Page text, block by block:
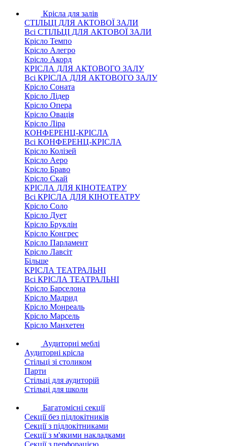
Крісла для залів
СТІЛЬЦІ ДЛЯ АКТОВОЇ ЗАЛИ
Всі СТІЛЬЦІ ДЛЯ АКТОВОЇ ЗАЛИ
Крісло Темпо
Крісло Алегро
Крісло Акорд
КРІСЛА ДЛЯ АКТОВОГО ЗАЛУ
Всі КРІСЛА ДЛЯ АКТОВОГО ЗАЛУ
Крісло Соната
Крісло Лідер
Крісло Опера
Крісло Овація
Крісло Ліра
КОНФЕРЕНЦ-КРІСЛА
Всі КОНФЕРЕНЦ-КРІСЛА
Крісло Колізей
Крісло Аеро
Крісло Браво
Крісло Скай
КРІСЛА ДЛЯ КІНОТЕАТРУ
Всі КРІСЛА ДЛЯ КІНОТЕАТРУ
Крісло Соло
Крісло Дует
Крісло Бруклін
Крісло Конгрес
Крісло Парламент
Крісло Лавсіт
Більше
КРІСЛА ТЕАТРАЛЬНІ
Всі КРІСЛА ТЕАТРАЛЬНІ
Крісло Барселона
Крісло Мадрид
Крісло Монреаль
Крісло Марсель
Крісло Манхетен
Аудиторні меблі
Аудиторні крісла
Стільці зі столиком
Парти
Стільці для аудиторій
Стільці для школи
Багатомісні секції
Секції без підлокітників
Секції з підлокітниками
Секції з м'якими накладками
Секції з перфорацією